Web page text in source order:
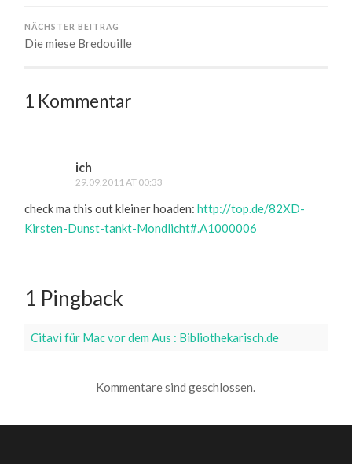
NÄCHSTER BEITRAG
Die miese Bredouille
1 Kommentar
ich
29.09.2011 AT 00:33
check ma this out kleiner hoaden:http://top.de/82XD-
Kirsten-Dunst-tankt-Mondlicht#.A1000006
1 Pingback
Citavi für Mac vor dem Aus : Bibliothekarisch.de
Kommentare sind geschlossen.